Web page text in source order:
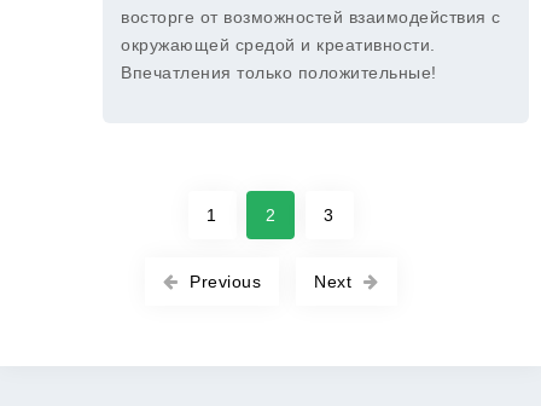
восторге от возможностей взаимодействия с
окружающей средой и креативности.
Впечатления только положительные!
Previous
1 2 3
Next